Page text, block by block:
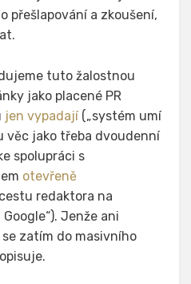
přešlapování a zkoušení,
tuto žalostnou
jako placené PR
jen vypadají(„systém umí
věc jako třeba dvoudenní
spolupráci s
otevřeně
redaktora na
Jenže ani
zatím do masivního